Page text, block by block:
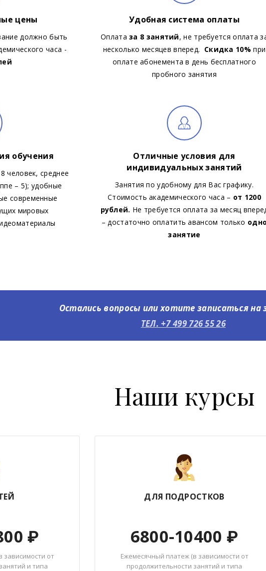
цены
должно быть
часа -
Удобная система оплаты
Оплатаза 8 занятий, не требуется оплата
несколько месяцев вперед. Скидка 10% при
оплате абонемента в день бесплатного
пробного занятия
обучения
человек, среднее
– 5); удобные
современные
мировых
Отличные условия для
индивидуальных занятий
Занятия по удобному для Вас графику.
Стоимость академического часа – от 1200
рублей. Не требуется оплата за месяц
– достаточно оплатить авансом только одно
занятие
Остались вопросы или хотите записаться на
ТЕЛ. +7 499 726 55 26
Наши курсы
₽
зависимости от
и типа
ДЛЯ ПОДРОСТКОВ
6800-10400 ₽
Ежемесячный платеж (в зависимости от
продолжительности занятий и типа